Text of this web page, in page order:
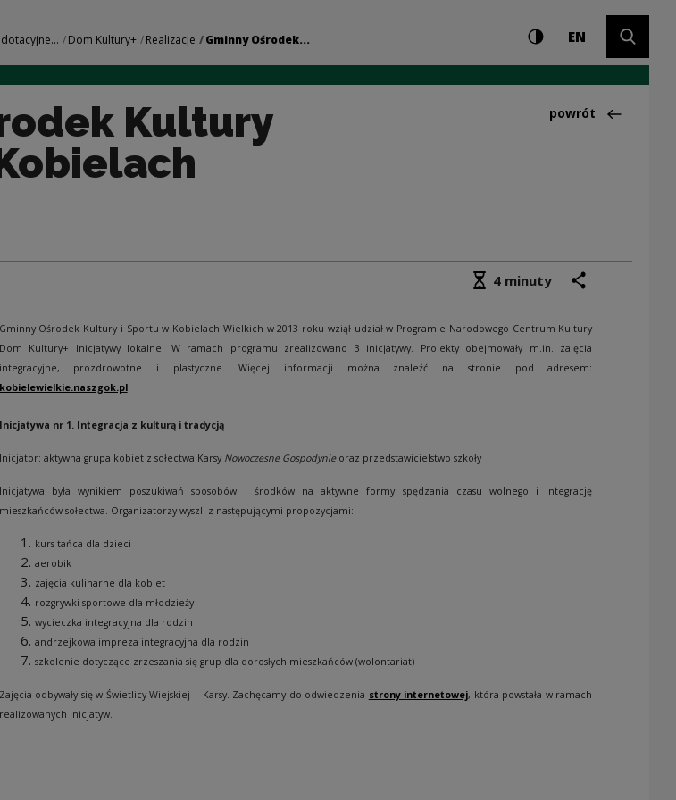
Sportu w Kobielach Wielkich |
Dom Kultury+ Realizacje Gminny Ośrodek... Ustawienia iWysoki kontrast
ENCHANGE
Kultury
Powrót
powrót
Średni czas czytania
4 minuty
Gminny Ośrodek Kultury i Sportu w Kobielach Wielkich w 2013 roku wziął udział w Programie Narodowego Centrum Kultury
Dom Kultury+ Inicjatywy lokalne. W ramach programu zrealizowano 3 inicjatywy. Projekty obejmowały m.in. zajęcia
integracyjne, prozdrowotne i plastyczne. Więcej informacji można znaleźć na stronie pod adresem:
kobielewielkie.naszgok.pl.
Inicjatywa nr 1. Integracja z kulturą i tradycją
Inicjator: aktywna grupa kobiet z sołectwa Karsy Nowoczesne Gospodynieoraz przedstawicielstwo szkoły
Inicjatywa była wynikiem poszukiwań sposobów i środków na aktywne formy spędzania czasu wolnego i integrację
mieszkańców sołectwa. Organizatorzy wyszli z następującymi propozycjami:
kurs tańca dla dzieci
aerobik
zajęcia kulinarne dla kobiet
rozgrywki sportowe dla młodzieży
wycieczka integracyjna dla rodzin
andrzejkowa impreza integracyjna dla rodzin
szkolenie dotyczące zrzeszania się grup dla dorosłych mieszkańców (wolontariat)
Zajęcia odbywały się w Świetlicy Wiejskiej - Karsy. Zachęcamy do odwiedzenia strony internetowej, która powstała w ramach
realizowanych inicjatyw.